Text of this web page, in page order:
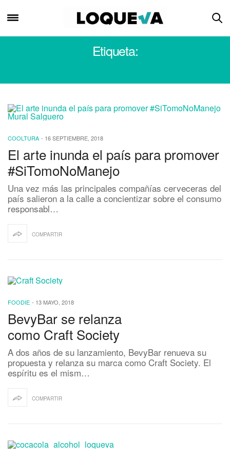
Etiqueta:
COOLTURA - 16 SEPTIEMBRE, 2018
El arte inunda el país para promover
#SiTomoNoManejo
Una vez más las principales compañías cerveceras del
país salieron a la calle a concientizar sobre el consumo
responsabl…
COMPARTIR
FOODIE - 13 MAYO, 2018
BevyBar se relanza
como Craft Society
A dos años de su lanzamiento, BevyBar renueva su
propuesta y relanza su marca como Craft Society. El
espíritu es el mism…
COMPARTIR